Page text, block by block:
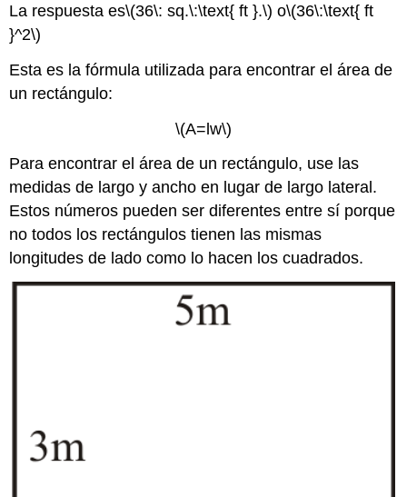
La respuesta es\(36\: sq.\:\text{ ft }.\) o\(36\:\text{ ft
}^2\)
Esta es la fórmula utilizada para encontrar el área de
un rectángulo:
\(A=lw\)
Para encontrar el área de un rectángulo, use las
medidas de largo y ancho en lugar de largo lateral.
Estos números pueden ser diferentes entre sí porque
no todos los rectángulos tienen las mismas
longitudes de lado como lo hacen los cuadrados.